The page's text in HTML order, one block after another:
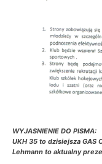
WYJASNIENIE DO PISMA:
UKH 35 to dzisiejsza GAS
Lehmann to aktualny